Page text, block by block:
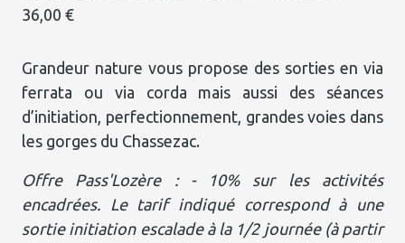
36,00 €
Grandeur nature vous propose des sorties en via
ferrata ou via corda mais aussi des séances
d’initiation, perfectionnement, grandes voies dans
les gorges du Chassezac.
Offre Pass'Lozère : - 10% sur les activités
encadrées. Le tarif indiqué correspond à une
sortie initiation escalade à la 1/2 journée (à partir